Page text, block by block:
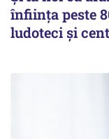
înființa peste
ludoteci și